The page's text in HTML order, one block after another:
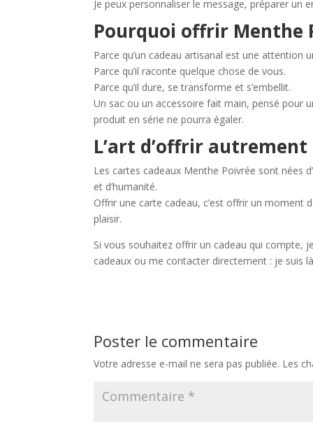
Je peux personnaliser le message, préparer un
Pourquoi offrir Menthe
Parce qu’un cadeau artisanal est une attention
Parce qu’il raconte quelque chose de vous.
Parce qu’il dure, se transforme et s’embellit.
Un sac ou un accessoire fait main, pensé pour
produit en série ne pourra égaler.
L’art d’offrir autrement
Les cartes cadeaux Menthe Poivrée sont nées
et d’humanité.
Offrir une carte cadeau, c’est offrir un moment
plaisir.
Si vous souhaitez offrir un cadeau qui compte,
cadeaux ou me contacter directement : je suis
Poster le commentaire
Votre adresse e-mail ne sera pas publiée. Les